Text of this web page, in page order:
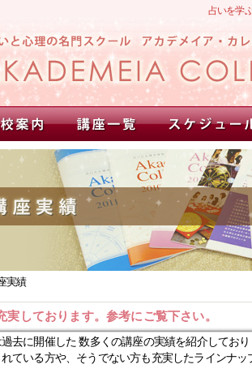
占いを学
実績
実しております。参考にご覧下さい。
去に開催した 数多くの講座の実績を紹介してお
ている方や、そうでない方も充実したラインナッ